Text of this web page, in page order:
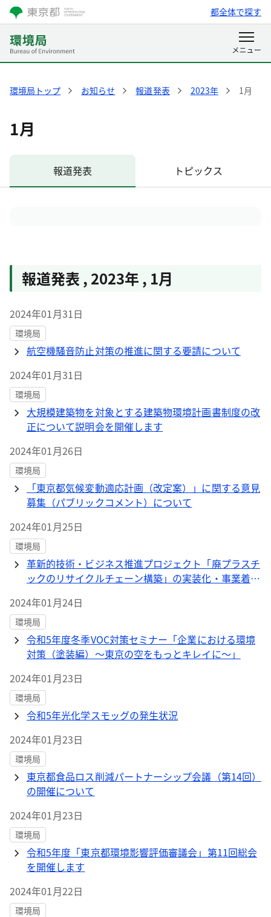
都全体で探す
環境局トップ お知らせ 報道発表 2023年 1月
1月
報道発表 トピックス
報道発表 , 2023年 , 1月
2024年01月31日
環境局
航空機騒音防止対策の推進に関する要請について
2024年01月31日
環境局
大規模建築物を対象とする建築物環境計画書制度の改
正について説明会を開催します
2024年01月26日
環境局
「東京都気候変動適応計画（改定案）」に関する意見
募集（パブリックコメント）について
2024年01月25日
環境局
革新的技術・ビジネス推進プロジェクト「廃プラスチ
ックのリサイクルチェーン構築」の実装化・事業着手
2024年01月24日
環境局
令和5年度冬季VOC対策セミナー「企業における環境
対策（塗装編）～東京の空をもっとキレイに～」
2024年01月23日
環境局
令和5年光化学スモッグの発生状況
2024年01月23日
環境局
東京都食品ロス削減パートナーシップ会議（第14回）
の開催について
2024年01月23日
環境局
令和5年度「東京都環境影響評価審議会」第11回総会
を開催します
2024年01月22日
環境局